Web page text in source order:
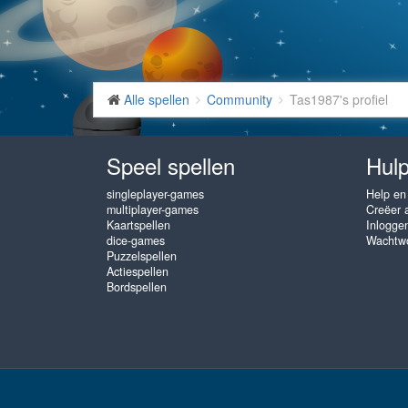
Alle spellen Community Tas1987's profiel
Speel spellen
singleplayer-games
multiplayer-games
Kaartspellen
dice-games
Puzzelspellen
Actiespellen
Bordspellen
Help
Creëer